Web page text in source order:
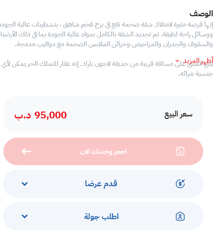
سعر البيع 95,000 د.ب
احجز وحدتك الان
قدم عرضا
اطلب جولة
الوصف
إنها فرصة مثيرة لامتلاك شقة ضخمة تقع في برج فخم شاهق ، بتشطيبات عالية الجودة
ووسائل راحة لطيفة. تم تجديد الشقة بالكامل بمواد عالية الجودة بما في ذلك الأرضيات
والسقوف والجدران والمراحيض وخزائن الملابس الضخمة مع دواليب مدمجة.
يقع المبنى على مسافة قريبة من حديقة لاجون بارك. إنه عقار للتملك الحر يمكن لأي
جنسية شرائه.
خصائص المنشأة:
جميع غرف النوم مع خزائن مدمجة بها مساحة تخزين كبيرة
منطقة حديثة للمعيشة وتناول الطعام ، مُجددة بلوحات جديدة ، وورق حائط ، وسيلنج.
مطبخ كبير مغلق ، تم تجديده بالكامل وإضافة أجهزة مدمجة.
أظهر المزيد